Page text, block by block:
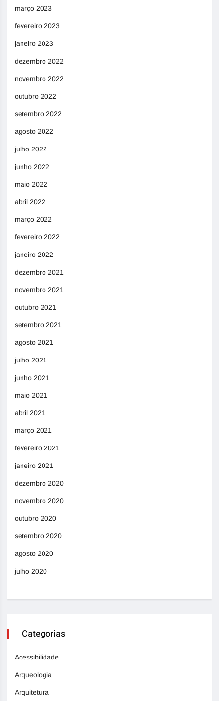
março 2023
fevereiro 2023
janeiro 2023
dezembro 2022
novembro 2022
outubro 2022
setembro 2022
agosto 2022
julho 2022
junho 2022
maio 2022
abril 2022
março 2022
fevereiro 2022
janeiro 2022
dezembro 2021
novembro 2021
outubro 2021
setembro 2021
agosto 2021
julho 2021
junho 2021
maio 2021
abril 2021
março 2021
fevereiro 2021
janeiro 2021
dezembro 2020
novembro 2020
outubro 2020
setembro 2020
agosto 2020
julho 2020
Categorias
Acessibilidade
Arqueologia
Arquitetura